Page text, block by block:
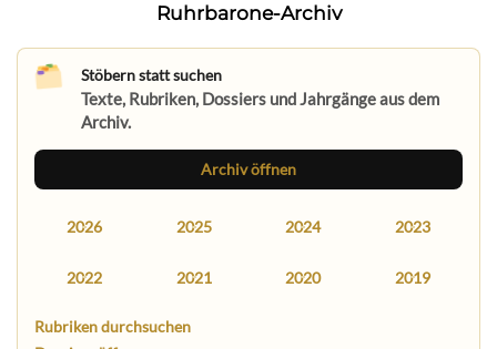
Ruhrbarone-Archiv
Stöbern statt suchen
Texte, Rubriken, Dossiers und Jahrgänge aus dem
Archiv.
Archiv öffnen
2026 2025 2024 2023
2022 2021 2020 2019
Rubriken durchsuchen